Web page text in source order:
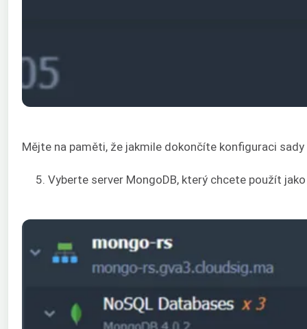
Mějte na paměti, že jakmile dokončíte konfiguraci
5. Vyberte server MongoDB, který chcete použít